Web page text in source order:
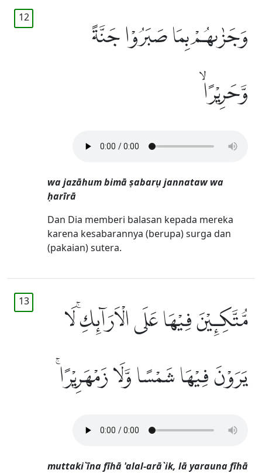
12
وَجَزٰىهُمْ بِمَا صَبَرُوْا جَنَّةً
وَّحَرِيْرًاۙ
wa jazāhum bimā ṣabarụ jannataw wa
ḥarīrā
Dan Dia memberi balasan kepada mereka
karena kesabarannya (berupa) surga dan
(pakaian) sutera.
13
مُّتَّكِـِٕيْنَ فِيْهَا عَلَى الْاَرَاۤىِٕكِۚ لَا
يَرَوْنَ فِيْهَا شَمْسًا وَّلَا زَمْهَرِيْرًاۚ
muttaki`īna fīhā 'alal-arā`ik, lā yarauna fīhā